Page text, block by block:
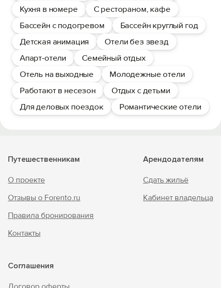
Кухня в номере
С рестораном, кафе
Бассейн с подогревом
Бассейн круглый год
Детская анимация
Отели без звезд
Апарт-отели
Семейный отдых
Отель на выходные
Молодежные отели
Работают в несезон
Отдых с детьми
Для деловых поездок
Романтические отели
Путешественникам
О проекте
Отзывы о Forento.ru
Правила бронирования
Контакты
Арендодателям
Сдать жильё
Кабинет владельца
Соглашения